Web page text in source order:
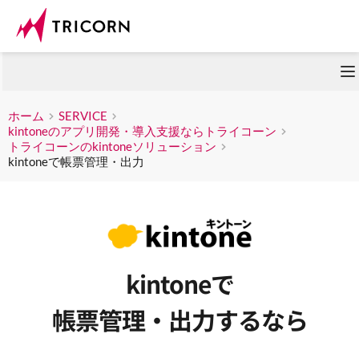
ホーム
SERVICE
kintoneのアプリ開発・導入支援ならトライコーン
トライコーンのkintoneソリューション
kintoneで帳票管理・出力
kintoneで
帳票管理・出力するなら